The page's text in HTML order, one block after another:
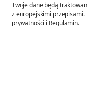
Twoje dane będą
z europejskimi przepisami.
prywatności i Regulamin.